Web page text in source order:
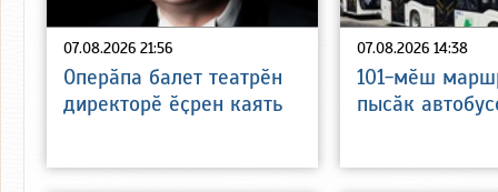
07.08.2026 21:56
Оперӑпа балет театрӗн
директорӗ ӗҫрен каять
07.08.2026 14:38
101-мӗш
пысӑк